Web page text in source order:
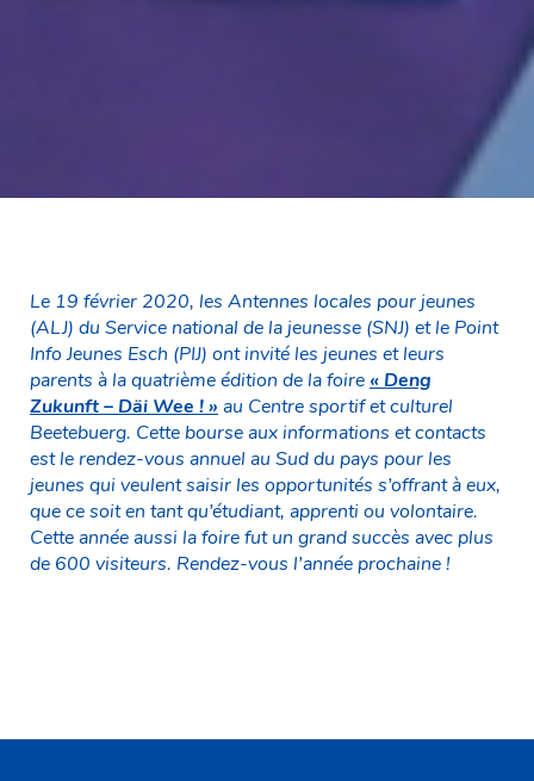
Le 19 février 2020, les Antennes locales pour jeunes
(ALJ) du Service national de la jeunesse (SNJ) et le Point
Info Jeunes Esch (PIJ) ont invité les jeunes et leurs
parents à la quatrième édition de la foire « Deng
Zukunft – Däi Wee ! » au Centre sportif et culturel
Beetebuerg. Cette bourse aux informations et contacts
est le rendez-vous annuel au Sud du pays pour les
jeunes qui veulent saisir les opportunités s’offrant à eux,
que ce soit en tant qu’étudiant, apprenti ou volontaire.
Cette année aussi la foire fut un grand succès avec plus
de 600 visiteurs. Rendez-vous l’année prochaine !